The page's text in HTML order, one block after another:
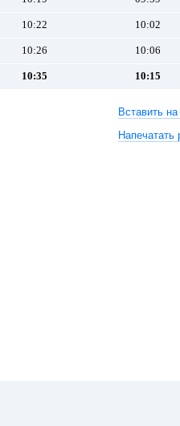
10:22 10:02
10:26 10:06
10:35 10:15
Вставить
Напечатать